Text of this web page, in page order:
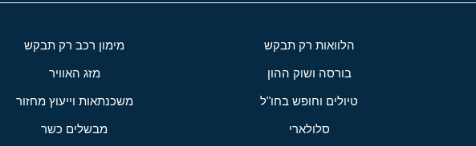
הלוואות רק תבקש מימון רכב רק תבקש
בורסה ושוק ההון מזג האוויר
טיולים וחופש בחו"ל משכנתאות וייעוץ מחזור
סלולארי מבשלים כשר